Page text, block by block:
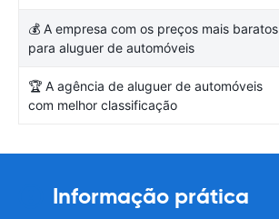
💰 A empresa com os preços mais baratos
para aluguer de automóveis
🏆 A agência de aluguer de automóveis
com melhor classificação
Informação prática